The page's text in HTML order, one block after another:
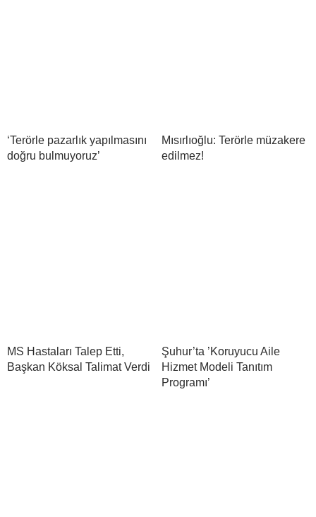
‘Terörle pazarlık yapılmasını
doğru bulmuyoruz’
Mısırlıoğlu: Terörle müzakere
edilmez!
MS Hastaları Talep Etti,
Başkan Köksal Talimat Verdi
Şuhur’ta ’Koruyucu Aile
Hizmet Modeli Tanıtım
Programı’